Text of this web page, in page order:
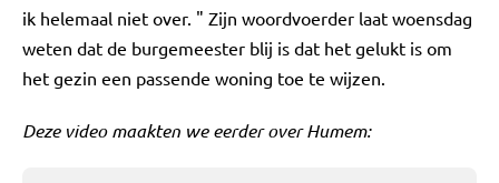
ik helemaal niet over. " Zijn woordvoerder laat woensdag
weten dat de burgemeester blij is dat het gelukt is om
het gezin een passende woning toe te wijzen.
Deze video maakten we eerder over Humem: